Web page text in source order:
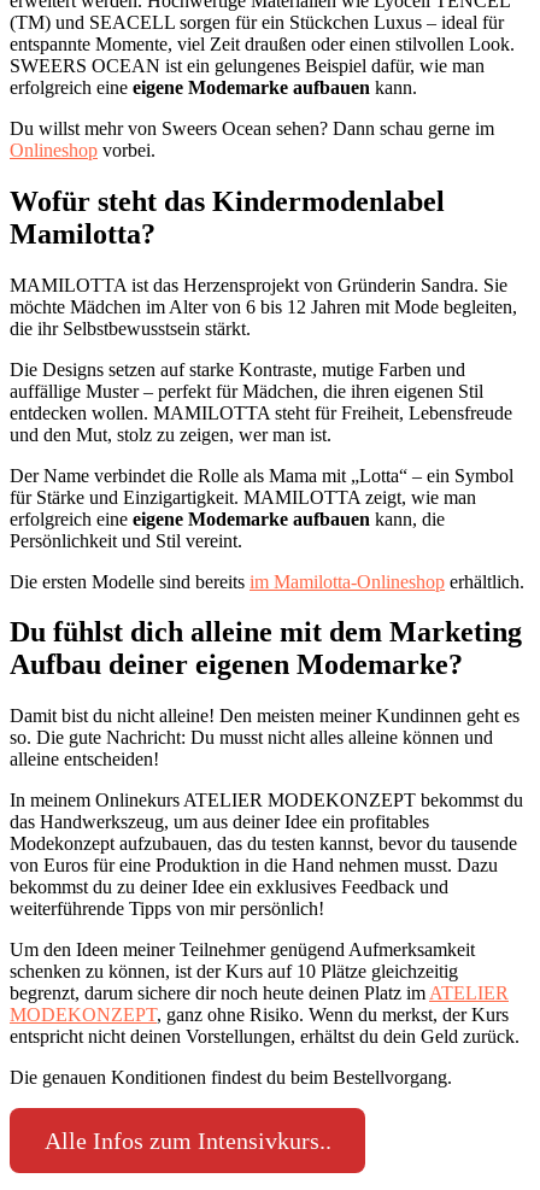
(TM) und SEACELL sorgen für ein Stückchen Luxus – ideal für
entspannte Momente, viel Zeit draußen oder einen stilvollen Look.
SWEERS OCEAN ist ein gelungenes Beispiel dafür, wie man
erfolgreich eine eigene Modemarke aufbauen kann.
Du willst mehr von Sweers Ocean sehen? Dann schau gerne im
Onlineshop vorbei.
Wofür steht das Kindermodenlabel
Mamilotta?
MAMILOTTA ist das Herzensprojekt von Gründerin Sandra. Sie
möchte Mädchen im Alter von 6 bis 12 Jahren mit Mode begleiten,
die ihr Selbstbewusstsein stärkt.
Die Designs setzen auf starke Kontraste, mutige Farben und
auffällige Muster – perfekt für Mädchen, die ihren eigenen Stil
entdecken wollen. MAMILOTTA steht für Freiheit, Lebensfreude
und den Mut, stolz zu zeigen, wer man ist.
Der Name verbindet die Rolle als Mama mit „Lotta“ – ein Symbol
für Stärke und Einzigartigkeit. MAMILOTTA zeigt, wie man
erfolgreich eine eigene Modemarke aufbauen kann, die
Persönlichkeit und Stil vereint.
Die ersten Modelle sind bereits im Mamilotta-Onlineshop erhältlich.
Du fühlst dich alleine mit dem Marketing
Aufbau deiner eigenen Modemarke?
Damit bist du nicht alleine! Den meisten meiner Kundinnen geht es
so. Die gute Nachricht: Du musst nicht alles alleine können und
alleine entscheiden!
In meinem Onlinekurs ATELIER MODEKONZEPT bekommst du
das Handwerkszeug, um aus deiner Idee ein profitables
Modekonzept aufzubauen, das du testen kannst, bevor du tausende
von Euros für eine Produktion in die Hand nehmen musst. Dazu
bekommst du zu deiner Idee ein exklusives Feedback und
weiterführende Tipps von mir persönlich!
Um den Ideen meiner Teilnehmer genügend Aufmerksamkeit
schenken zu können, ist der Kurs auf 10 Plätze gleichzeitig
begrenzt, darum sichere dir noch heute deinen Platz im ATELIER
MODEKONZEPT, ganz ohne Risiko. Wenn du merkst, der Kurs
entspricht nicht deinen Vorstellungen, erhältst du dein Geld zurück.
Die genauen Konditionen findest du beim Bestellvorgang.
Alle Infos zum Intensivkurs..